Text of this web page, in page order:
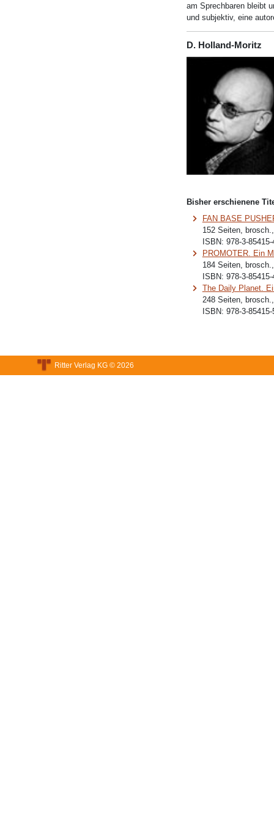
am Sprechbaren bleibt
und subjektiv, eine
D. Holland-Moritz
Bisher erschienene
FAN BASE
152 Seiten,
ISBN: 978-3-85415-
PROMOTER. Ein
184 Seiten,
ISBN: 978-3-85415-
The Daily Planet.
248 Seiten,
ISBN: 978-3-85415-
Ritter Verlag KG © 2026